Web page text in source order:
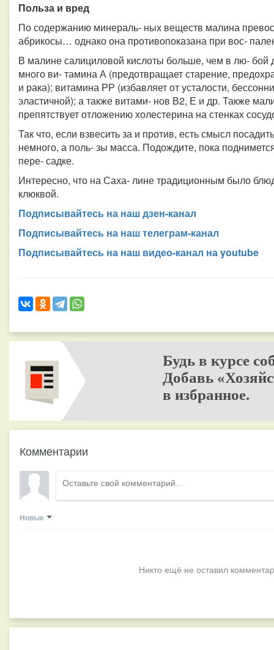
Польза и вред
По содержанию минераль- ных веществ малина
абрикосы… однако она противопоказана при вос-
В малине салициловой кислоты больше, чем в лю- бой
много ви- тамина А (предотвращает старение,
и рака); витамина РР (избавляет от усталости,
эластичной); а также витами- нов В2, Е и др. Также
препятствует отложению холестерина на стенках
Так что, если взвесить за и против, есть смысл
немного, а поль- зы масса. Подождите, пока
пере- садке.
Интересно, что на Саха- лине традиционным было
клюквой.
Подписывайтесь на наш дзен-канал
Подписывайтесь на наш телеграм-канал
Подписывайтесь на наш видео-канал на youtube
Будь в курсе
Добавь
в избранное.
Комментарии
Новые
Никто ещё не оставил